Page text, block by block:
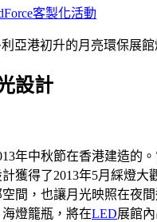
客製化活動
亞港初升的月亮環保展
設計
年中秋節在香港建造的
獲得了2013年5月綵燈
間，也讓月光映照在
燈籠瓶，將在LED展館內